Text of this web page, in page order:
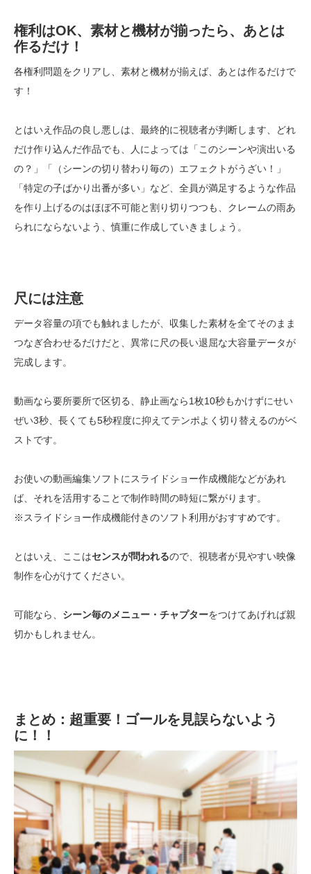
権利はOK、素材と機材が揃ったら、あとは
作るだけ！
各権利問題をクリアし、素材と機材が揃えば、あとは作るだけで
す！
とはいえ作品の良し悪しは、最終的に視聴者が判断します、どれ
だけ作り込んだ作品でも、人によっては「このシーンや演出いる
の？」「（シーンの切り替わり毎の）エフェクトがうざい！」
「特定の子ばかり出番が多い」など、全員が満足するような作品
を作り上げるのはほぼ不可能と割り切りつつも、クレームの雨あ
られにならないよう、慎重に作成していきましょう。
尺には注意
データ容量の項でも触れましたが、収集した素材を全てそのまま
つなぎ合わせるだけだと、異常に尺の長い退屈な大容量データが
完成します。
動画なら要所要所で区切る、静止画なら1枚10秒もかけずにせい
ぜい3秒、長くても5秒程度に抑えてテンポよく切り替えるのがベ
ストです。
お使いの動画編集ソフトにスライドショー作成機能などがあれ
ば、それを活用することで制作時間の時短に繋がります。
※スライドショー作成機能付きのソフト利用がおすすめです。
とはいえ、ここはセンスが問われるので、視聴者が見やすい映像
制作を心がけてください。
可能なら、 シーン毎のメニュー・チャプターをつけてあげれば親
切かもしれません。
まとめ：超重要！ゴールを見誤らないよう
に！！